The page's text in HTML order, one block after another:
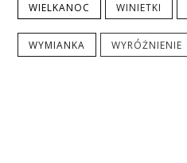
WIELKANOC WINIETKI
WYMIANKA WYRÓŻNIENIE